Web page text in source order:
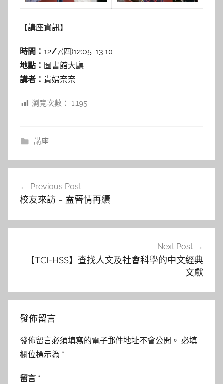
【講座資訊】
時間： 12/7(四)12:05-13:10
地點： 圖書館大廳
講者： 貴婦奈奈
瀏覽次數： 1,195
講座
覽
Previous Post
校友來訪 – 盍簪情再續
Next Post
【TCI-HSS】查找人文及社會科學的中文經典
文獻
發佈留言
發佈留言必須填寫的電子郵件地址不會公開。 必填
欄位標示為 *
留言 *